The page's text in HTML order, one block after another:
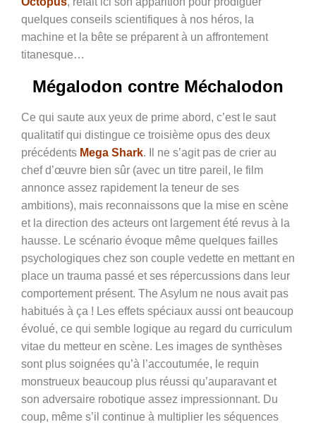
quelques conseils scientifiques à nos héros, la
machine et la bête se préparent à un affrontement
titanesque…
Mégalodon contre Méchalodon
Ce qui saute aux yeux de prime abord, c’est le saut
qualitatif qui distingue ce troisième opus des deux
précédents Mega Shark. Il ne s’agit pas de crier au
chef d’œuvre bien sûr (avec un titre pareil, le film
annonce assez rapidement la teneur de ses
ambitions), mais reconnaissons que la mise en scène
et la direction des acteurs ont largement été revus à la
hausse. Le scénario évoque même quelques failles
psychologiques chez son couple vedette en mettant en
place un trauma passé et ses répercussions dans leur
comportement présent. The Asylum ne nous avait pas
habitués à ça ! Les effets spéciaux aussi ont beaucoup
évolué, ce qui semble logique au regard du curriculum
vitae du metteur en scène. Les images de synthèses
sont plus soignées qu’à l’accoutumée, le requin
monstrueux beaucoup plus réussi qu’auparavant et
son adversaire robotique assez impressionnant. Du
coup, même s’il continue à multiplier les séquences